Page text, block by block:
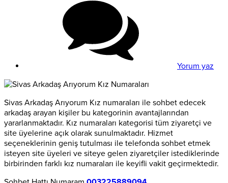
Yorum yaz
Sivas Arkadaş Arıyorum Kız numaraları ile sohbet edecek
arkadaş arayan kişiler bu kategorinin avantajlarından
yararlanmaktadır. Kız numaraları kategorisi tüm ziyaretçi ve
site üyelerine açık olarak sunulmaktadır. Hizmet
seçeneklerinin geniş tutulması ile telefonda sohbet etmek
isteyen site üyeleri ve siteye gelen ziyaretçiler istediklerinde
birbirinden farklı kız numaraları ile keyifli vakit geçirmektedir.